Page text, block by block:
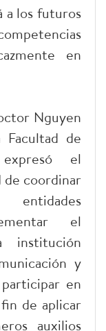
a los futuros
en
Nguyen
Facultad de
el
de coordinar
entidades
el
institución
y
en
de aplicar
auxilios